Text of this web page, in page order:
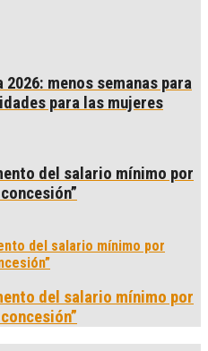
menos semanas para
para las mujeres
del salario mínimo por
del salario mínimo por